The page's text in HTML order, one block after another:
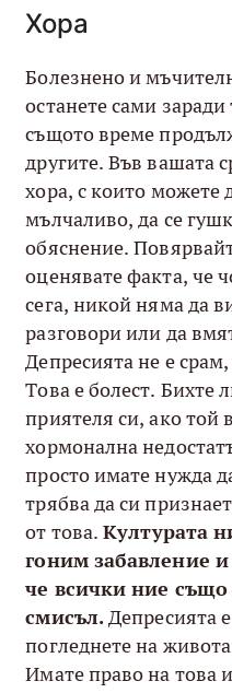
Хора
Болезнено и
останете сами
същото време
другите. Във вашата
хора, с които можете
мълчаливо, да се
обяснение.
оценявате факта, че
сега, никой няма да
разговори или да
Депресията не е
Това е болест. Бихте
приятеля си, ако той
хормонална
просто имате нужда
трябва да си
от това.Културата
гоним забавление
че всички ние
смисъл.Депресията
погледнете на
Имате право на това